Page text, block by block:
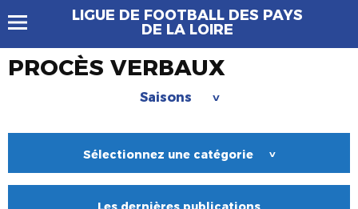
LIGUE DE FOOTBALL DES PAYS
DE LA LOIRE
PROCÈS VERBAUX
Saisons >
Sélectionnez une catégorie >